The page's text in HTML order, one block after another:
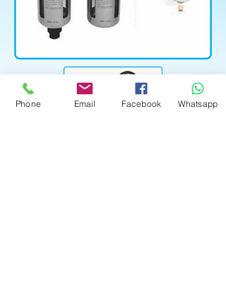
Phone Email Facebook Whatsapp